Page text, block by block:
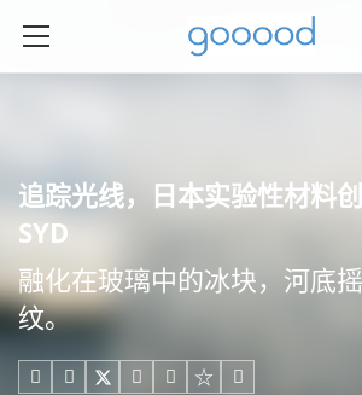
追踪光线，日本实验性材料
SYD
融化在玻璃中的冰块，河底
纹。
    